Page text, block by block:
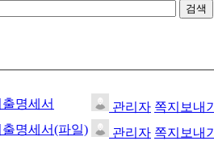
검색
명세서 관리자 쪽지보내기
명세서(파일) 관리자 쪽지보내기